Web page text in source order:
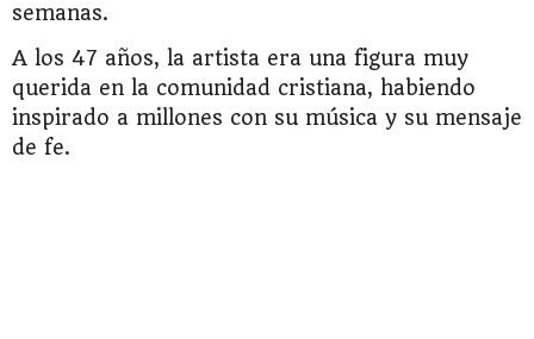
semanas.
A los 47 años, la artista era una figura muy
querida en la comunidad cristiana, habiendo
inspirado a millones con su música y su mensaje
de fe.